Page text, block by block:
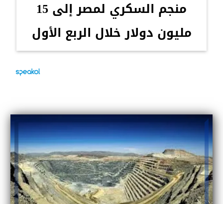
منجم السكري لمصر إلى 15
مليون دولار خلال الربع الأول